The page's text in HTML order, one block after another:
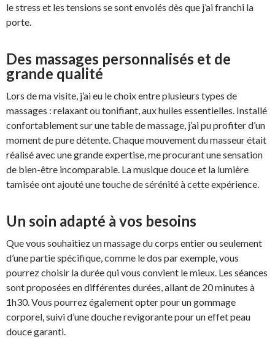
le stress et les tensions se sont envolés dès que j’ai franchi la
porte.
Des massages personnalisés et de
grande qualité
Lors de ma visite, j’ai eu le choix entre plusieurs types de
massages : relaxant ou tonifiant, aux huiles essentielles. Installé
confortablement sur une table de massage, j’ai pu profiter d’un
moment de pure détente. Chaque mouvement du masseur était
réalisé avec une grande expertise, me procurant une sensation
de bien-être incomparable. La musique douce et la lumière
tamisée ont ajouté une touche de sérénité à cette expérience.
Un soin adapté à vos besoins
Que vous souhaitiez un massage du corps entier ou seulement
d’une partie spécifique, comme le dos par exemple, vous
pourrez choisir la durée qui vous convient le mieux. Les séances
sont proposées en différentes durées, allant de 20 minutes à
1h30. Vous pourrez également opter pour un gommage
corporel, suivi d’une douche revigorante pour un effet peau
douce garanti.